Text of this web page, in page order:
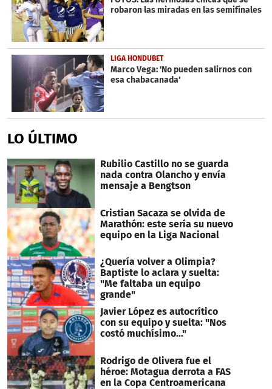
robaron las miradas en las semifinales
LIGA HONDUBET
Marco Vega: 'No pueden salirnos con
esa chabacanada'
LO ÚLTIMO
Rubilio Castillo no se guarda
nada contra Olancho y envía
mensaje a Bengtson
Cristian Sacaza se olvida de
Marathón: este sería su nuevo
equipo en la Liga Nacional
¿Quería volver a Olimpia?
Baptiste lo aclara y suelta:
"Me faltaba un equipo
grande"
Javier López es autocrítico
con su equipo y suelta: "Nos
costó muchísimo..."
Rodrigo de Olivera fue el
héroe: Motagua derrota a FAS
en la Copa Centroamericana